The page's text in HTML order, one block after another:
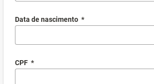
Data de nascimento *
CPF *